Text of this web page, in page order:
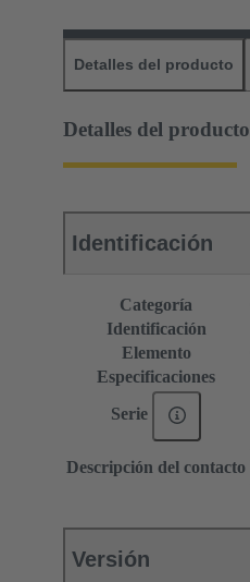
Detalles del producto
Detalles del producto
Identificación
Categoría
Identificación
Elemento
Especificaciones
Serie
Descripción del contacto
Versión